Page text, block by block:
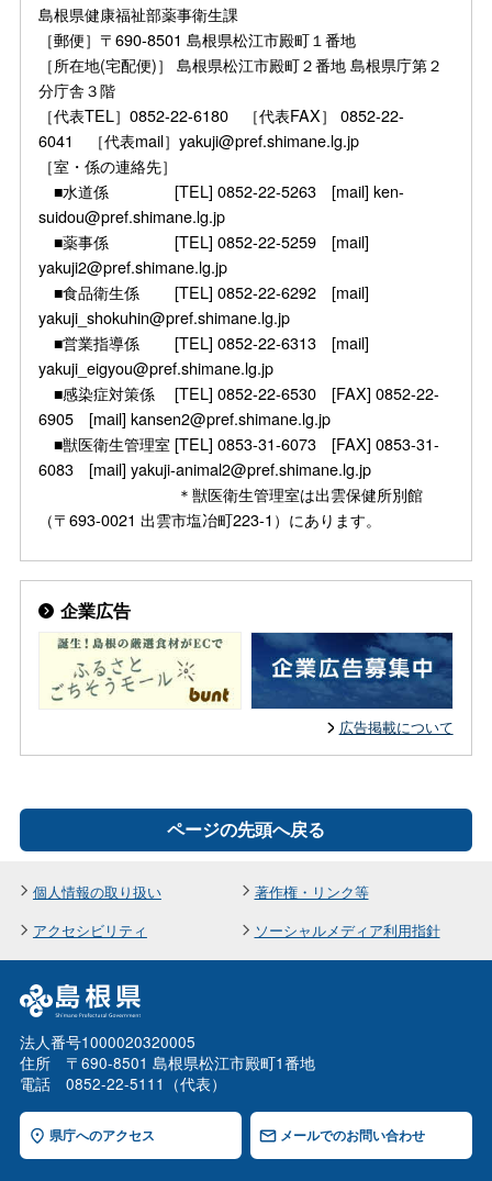
島根県健康福祉部薬事衛生課
［郵便］〒690-8501 島根県松江市殿町１番地
［所在地(宅配便)］ 島根県松江市殿町２番地 島根県庁第２
分庁舎３階
［代表TEL］0852-22-6180 ［代表FAX］ 0852-22-
6041 ［代表mail］yakuji@pref.shimane.lg.jp
［室・係の連絡先］
■水道係 [TEL] 0852-22-5263 [mail] ken-
suidou@pref.shimane.lg.jp
■薬事係 [TEL] 0852-22-5259 [mail]
yakuji2@pref.shimane.lg.jp
■食品衛生係 [TEL] 0852-22-6292 [mail]
yakuji_shokuhin@pref.shimane.lg.jp
■営業指導係 [TEL] 0852-22-6313 [mail]
yakuji_eigyou@pref.shimane.lg.jp
■感染症対策係 [TEL] 0852-22-6530 [FAX] 0852-22-
6905 [mail] kansen2@pref.shimane.lg.jp
■獣医衛生管理室 [TEL] 0853-31-6073 [FAX] 0853-31-
6083 [mail] yakuji-animal2@pref.shimane.lg.jp
＊獣医衛生管理室は出雲保健所別館
（〒693-0021 出雲市塩冶町223-1）にあります。
企業広告
広告掲載について
ページの先頭へ戻る
個人情報の取り扱い
著作権・リンク等
アクセシビリティ
ソーシャルメディア利用指針
法人番号1000020320005
住所 〒690-8501 島根県松江市殿町1番地
電話 0852-22-5111（代表）
県庁へのアクセス メールでのお問い合わせ